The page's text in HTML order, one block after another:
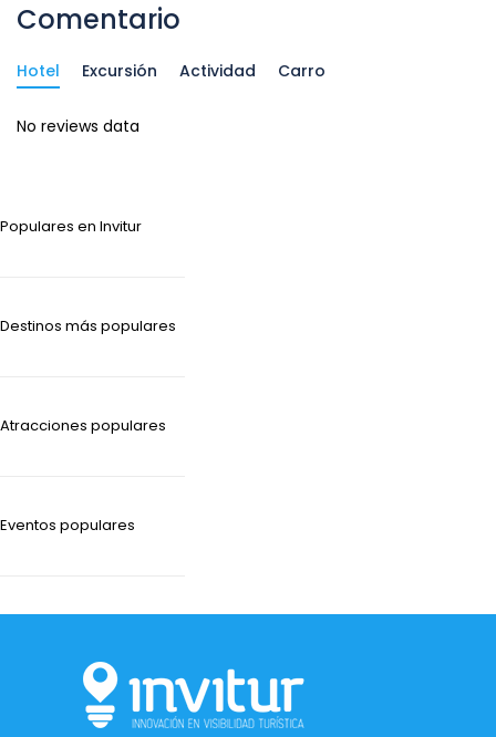
Comentario
Hotel Excursión Actividad Carro
No reviews data
Populares en Invitur
Destinos más populares
Atracciones populares
Eventos populares